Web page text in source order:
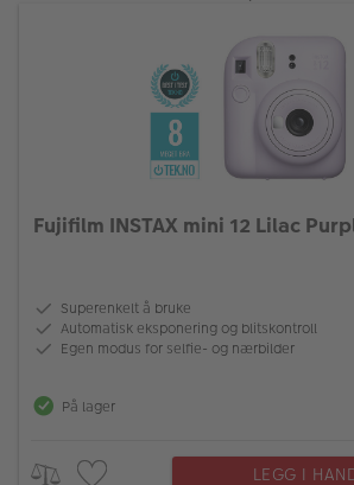
Fujifilm INSTAX mini 12 Lilac
Superenkelt å bruke
Automatisk eksponering og blitskontroll
Egen modus for selfie- og nærbilder
På lager
LEGG I